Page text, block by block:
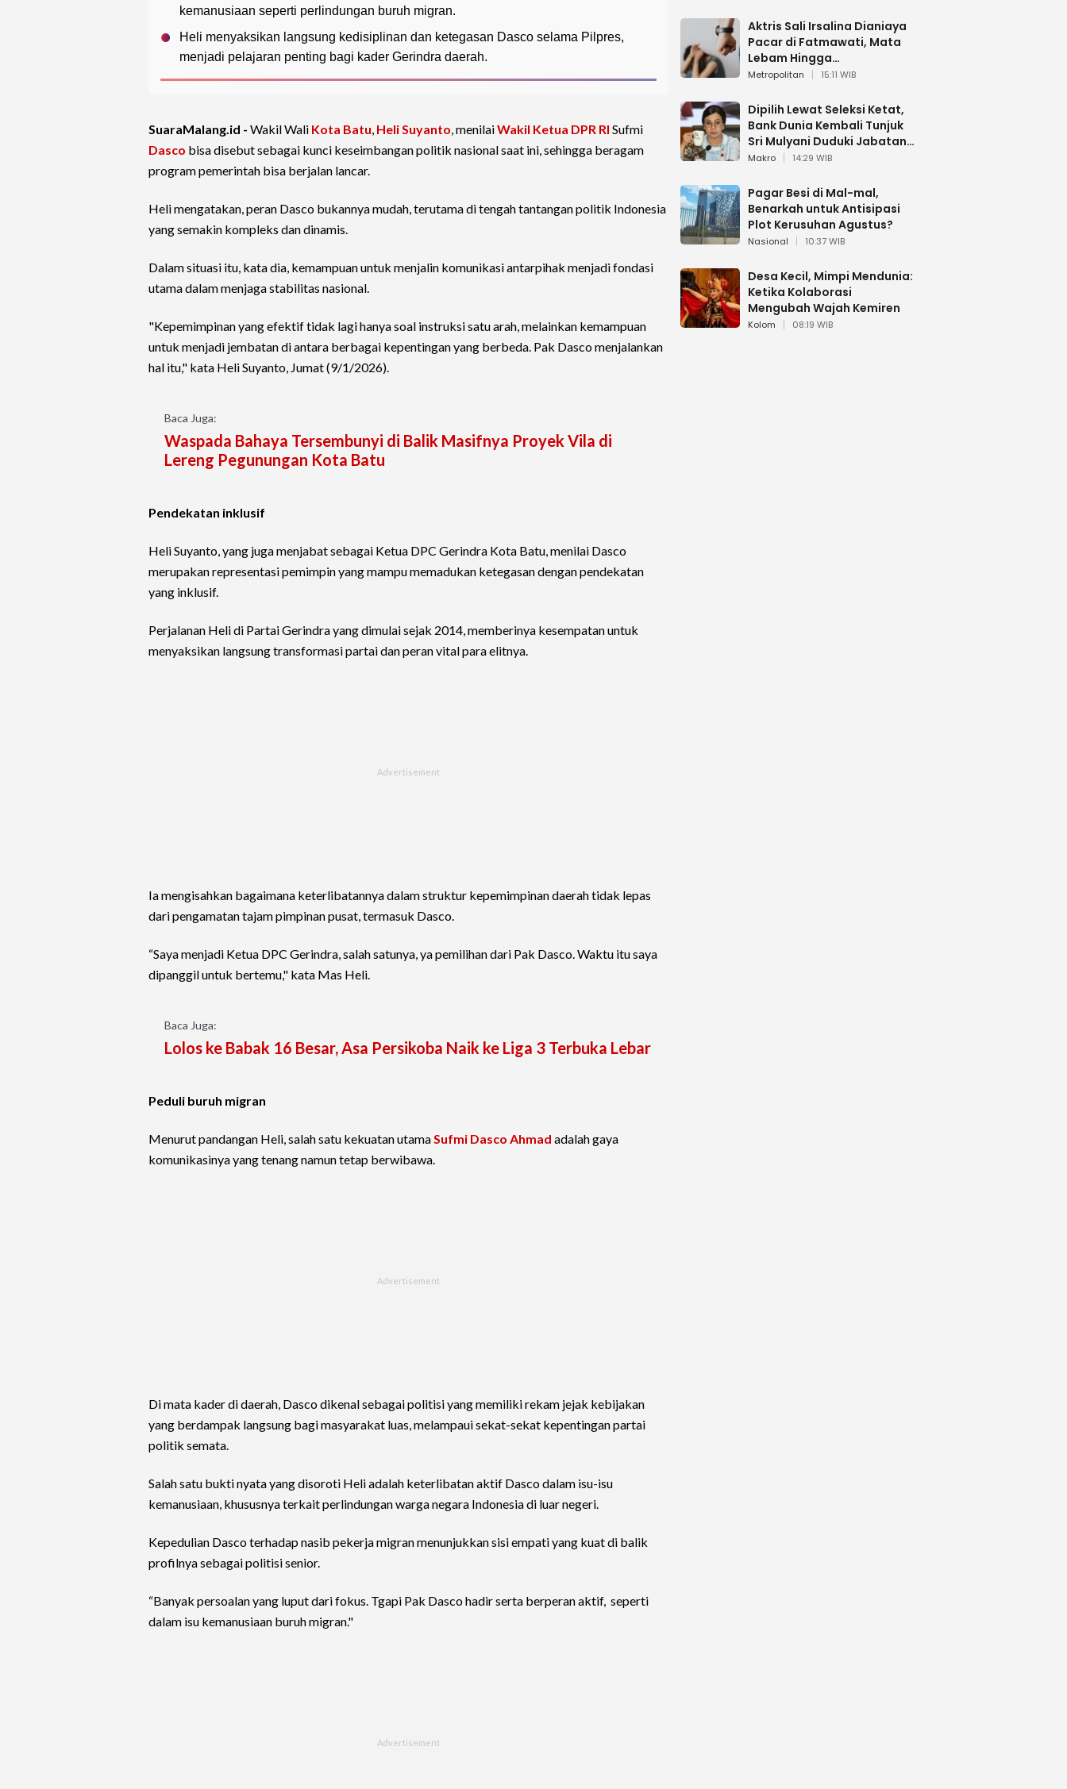
kemanusiaan seperti perlindungan buruh migran.
Heli menyaksikan langsung kedisiplinan dan ketegasan Dasco selama Pilpres,
menjadi pelajaran penting bagi kader Gerindra daerah.
SuaraMalang.id - Wakil Wali Kota Batu, Heli Suyanto, menilaiWakil Ketua DPR RI Sufmi
Dasco bisa disebut sebagai kunci keseimbangan politik nasional saat ini, sehingga beragam
program pemerintah bisa berjalan lancar.
Heli mengatakan, peran Dasco bukannya mudah, terutama di tengah tantangan politik Indonesia
yang semakin kompleks dan dinamis.
Dalam situasi itu, kata dia, kemampuan untuk menjalin komunikasi antarpihak menjadi fondasi
utama dalam menjaga stabilitas nasional.
"Kepemimpinan yang efektif tidak lagi hanya soal instruksi satu arah, melainkan kemampuan
untuk menjadi jembatan di antara berbagai kepentingan yang berbeda. Pak Dasco menjalankan
hal itu," kata Heli Suyanto, Jumat (9/1/2026).
Baca Juga:
Waspada Bahaya Tersembunyi di Balik Masifnya Proyek Vila di
Lereng Pegunungan Kota Batu
Pendekatan inklusif
Heli Suyanto, yang juga menjabat sebagai Ketua DPC Gerindra Kota Batu, menilai Dasco
merupakan representasi pemimpin yang mampu memadukan ketegasan dengan pendekatan
yang inklusif.
Perjalanan Heli di Partai Gerindra yang dimulai sejak 2014, memberinya kesempatan untuk
menyaksikan langsung transformasi partai dan peran vital para elitnya.
Ia mengisahkan bagaimana keterlibatannya dalam struktur kepemimpinan daerah tidak lepas
dari pengamatan tajam pimpinan pusat, termasuk Dasco.
“Saya menjadi Ketua DPC Gerindra, salah satunya, ya pemilihan dari Pak Dasco. Waktu itu saya
dipanggil untuk bertemu," kata Mas Heli.
Baca Juga:
Lolos ke Babak 16 Besar, Asa Persikoba Naik ke Liga 3 Terbuka Lebar
Peduli buruh migran
Menurut pandangan Heli, salah satu kekuatan utamaSufmi Dasco Ahmad adalah gaya
komunikasinya yang tenang namun tetap berwibawa.
Di mata kader di daerah, Dasco dikenal sebagai politisi yang memiliki rekam jejak kebijakan
yang berdampak langsung bagi masyarakat luas, melampaui sekat-sekat kepentingan partai
politik semata.
Salah satu bukti nyata yang disoroti Heli adalah keterlibatan aktif Dasco dalam isu-isu
kemanusiaan, khususnya terkait perlindungan warga negara Indonesia di luar negeri.
Kepedulian Dasco terhadap nasib pekerja migran menunjukkan sisi empati yang kuat di balik
profilnya sebagai politisi senior.
“Banyak persoalan yang luput dari fokus. Tgapi Pak Dasco hadir serta berperan aktif, seperti
dalam isu kemanusiaan buruh migran."
Aktris Sali Irsalina Dianiaya
Pacar di Fatmawati, Mata
Lebam Hingga
Diselamatkan Polantas
Metropolitan 15:11 WIB
Dipilih Lewat Seleksi Ketat,
Bank Dunia Kembali Tunjuk
Sri Mulyani Duduki Jabatan
Strategis
Makro 14:29 WIB
Pagar Besi di Mal-mal,
Benarkah untuk Antisipasi
Plot Kerusuhan Agustus?
Nasional 10:37 WIB
Desa Kecil, Mimpi Mendunia:
Ketika Kolaborasi
Mengubah Wajah Kemiren
Kolom 08:19 WIB